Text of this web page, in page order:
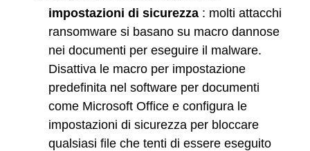
impostazioni di sicurezza : molti attacchi
ransomware si basano su macro dannose
nei documenti per eseguire il malware.
Disattiva le macro per impostazione
predefinita nel software per documenti
come Microsoft Office e configura le
impostazioni di sicurezza per bloccare
qualsiasi file che tenti di essere eseguito